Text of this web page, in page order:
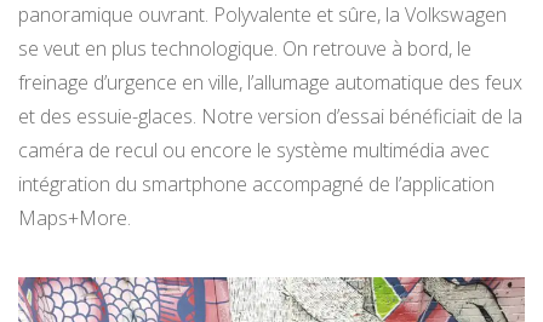
panoramique ouvrant. Polyvalente et sûre, la Volkswagen
se veut en plus technologique. On retrouve à bord, le
freinage d’urgence en ville, l’allumage automatique des feux
et des essuie-glaces. Notre version d’essai bénéficiait de la
caméra de recul ou encore le système multimédia avec
intégration du smartphone accompagné de l’application
Maps+More.